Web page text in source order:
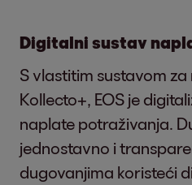
Digitalni sustav
S vlastitim sustavom
Kollecto+, EOS je
naplate potraživanja.
jednostavno i
dugovanjima koristeći